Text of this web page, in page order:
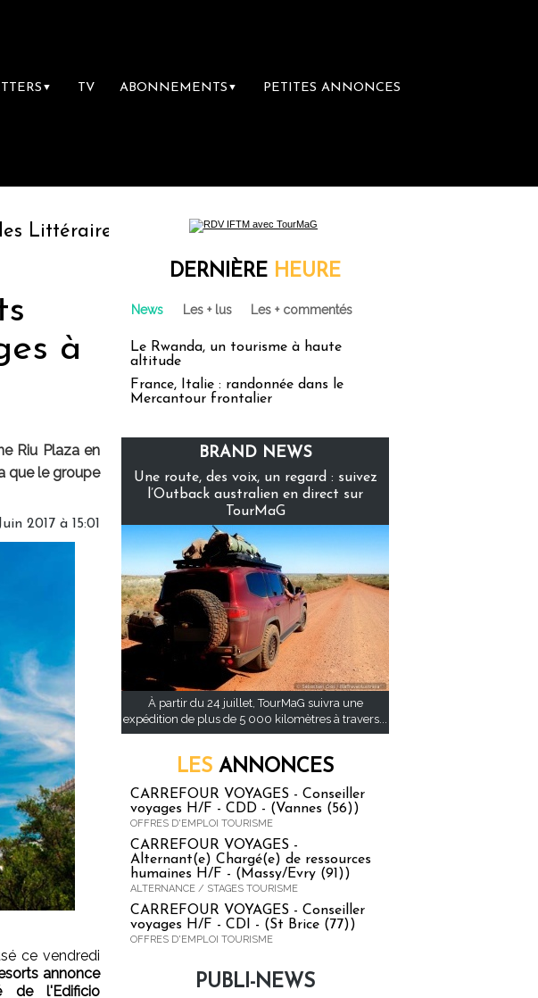
▼ TV ABONNEMENTS ▼ PETITES ANNONCES
la première librairie du voyage
à
Riu Plaza en
que le groupe
2017 à 15:01
ce vendredi
annonce
de l'Edificio
DERNIÈRE HEURE
News Les + lus Les + commentés
Le Rwanda, un tourisme à haute
altitude
France, Italie : randonnée dans le
Mercantour frontalier
BRAND NEWS
Une route, des voix, un regard : suivez
l’Outback australien en direct sur
TourMaG
À partir du 24 juillet, TourMaG suivra une
expédition de plus de 5 000 kilomètres à travers...
LES ANNONCES
CARREFOUR VOYAGES - Conseiller
voyages H/F - CDD - (Vannes (56))
OFFRES D'EMPLOI TOURISME
CARREFOUR VOYAGES -
Alternant(e) Chargé(e) de ressources
humaines H/F - (Massy/Evry (91))
ALTERNANCE / STAGES TOURISME
CARREFOUR VOYAGES - Conseiller
voyages H/F - CDI - (St Brice (77))
OFFRES D'EMPLOI TOURISME
PUBLI-NEWS